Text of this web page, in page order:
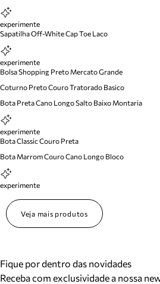
experimente
Sapatilha Off-White Cap Toe Laco
experimente
Bolsa Shopping Preto Mercato Grande
Coturno Preto Couro Tratorado Basico
Bota Preta Cano Longo Salto Baixo Montaria
experimente
Bota Classic Couro Preta
Bota Marrom Couro Cano Longo Bloco
experimente
Veja mais produtos
Fique por dentro das novidades
Receba com exclusividade a nossa